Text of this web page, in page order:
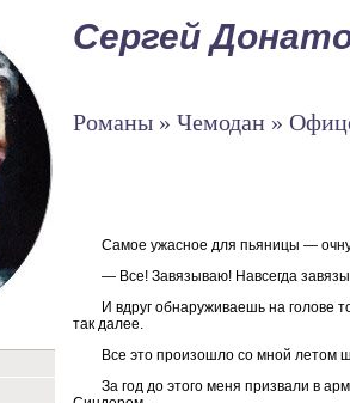
Сергей
Романы » Чемодан »
Самое ужасное для пьяницы —
— Все! Завязываю! Навсегда
И вдруг обнаруживаешь на голове
так далее.
Все это произошло со мной летом
За год до этого меня призвали в